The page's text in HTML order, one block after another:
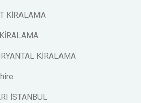
KİRALAMA
KİRALAMA
İSTANBUL